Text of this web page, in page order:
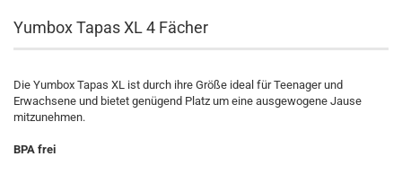
Yumbox Tapas XL 4 Fächer
Die Yumbox Tapas XL ist durch ihre Größe ideal für Teenager und
Erwachsene und bietet genügend Platz um eine ausgewogene Jause
mitzunehmen.
BPA frei